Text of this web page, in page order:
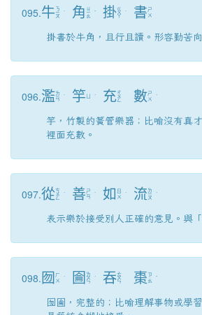
095.牛 ㄋ
ㄧ
ㄡ
ˊ 角 ㄐ
ㄧ
ㄠ
ˇ 掛ㄍ
ㄨ
ㄚ
ˋ 書 ㄕ
ㄨ
掛書於牛角，且行且讀。形容勤苦
096.濫ㄌ
ㄢ
ˋ 竽 ˊ 充ㄔ
ㄨ
ㄥ 數ㄕ
ㄨ
ˋ
竽，竹製的簧管樂器；比喻沒有真
裡面充數。
097.從ㄘ
ㄨ
ㄥ
ˊ 善 ㄕ
ㄢ
ˋ 如
ㄖ
ㄨ
ˊ 流 ㄌ
ㄧ
ㄡ
ˊ
表示樂於接受別人正確的意見。與
098. 囫
ㄏ
ㄨ
ˊ 圇 ㄌ
ㄨ
ㄣ
ˊ 吞ㄊ
ㄨ
ㄣ 棗
ㄗ
ㄠ
ˇ
囫圇，完整的；比喻理解事物或學